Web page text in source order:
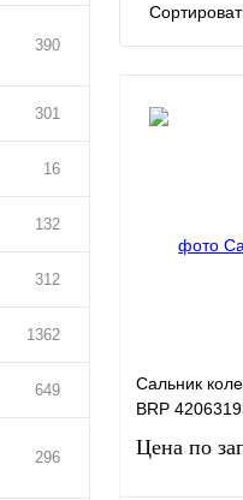
390
301
16
132
312
1362
649
296
Сальник
BRP
Цена по